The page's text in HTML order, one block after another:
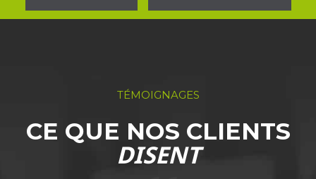
TÉMOIGNAGES
CE QUE NOS CLIENTS
DISENT